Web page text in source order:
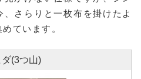
さらりと一枚布を掛けたよ
ています。
(3つ山)